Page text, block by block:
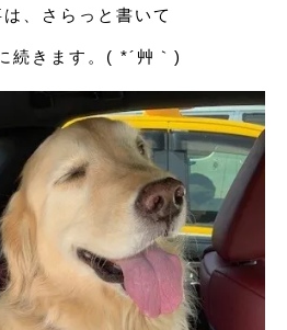
、さらっと書いて
続きます。( *´艸｀)